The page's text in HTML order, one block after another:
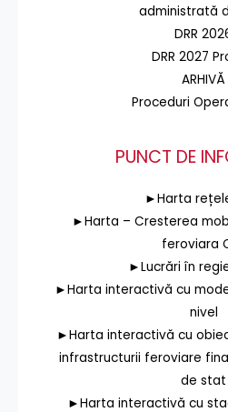
administrată
DRR
DRR 2027
ARHIVĂ
Proceduri
PUNCT DE
►Harta
►Harta – Cresterea
feroviara
►Lucrări în
►Harta interactivă cu
nivel
►Harta interactivă cu
infrastructurii feroviare
de stat
►Harta interactivă cu